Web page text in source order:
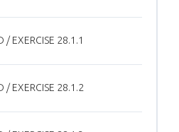
/ EXERCISE 28.1.1
/ EXERCISE 28.1.2